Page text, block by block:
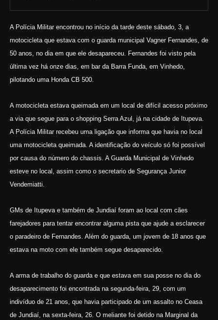
A Polícia Militar encontrou no início da tarde deste sábado, 3, a
motocicleta que estava com o guarda municipal Vagner Fernandes, de
50 anos, no dia em que ele desapareceu. Fernandes foi visto pela
última vez há onze dias, em bar da Barra Funda, em Vinhedo,
pilotando uma Honda CB 500.
A motocicleta estava queimada em um local de difícil acesso próximo
a via que segue para o shopping Serra Azul, já na cidade de Itupeva.
A Polícia Militar recebeu uma ligação que informa que havia no local
uma motocicleta queimada. A identificação do veículo só foi possível
por causa do número do chassis. A Guarda Municipal de Vinhedo
esteve no local, assim como o secretario de Segurança Junior
Vendemiatti.
GMs de Itupeva e também de Jundiaí foram ao local com cães
farejadores para tentar encontrar alguma pista que ajude a esclarecer
o paradeiro de Fernandes. Além do guarda, um jovem de 18 anos que
estava na moto com ele também segue desaparecido.
A arma de trabalho do guarda e que estava em sua posse no dia do
desaparecimento foi encontrada na segunda-feira, 29, com um
indivíduo de 21 anos, que havia participado de um assalto no Ceasa
de Jundiaí, na sexta-feira, 26. O meliante foi detido na Marginal da